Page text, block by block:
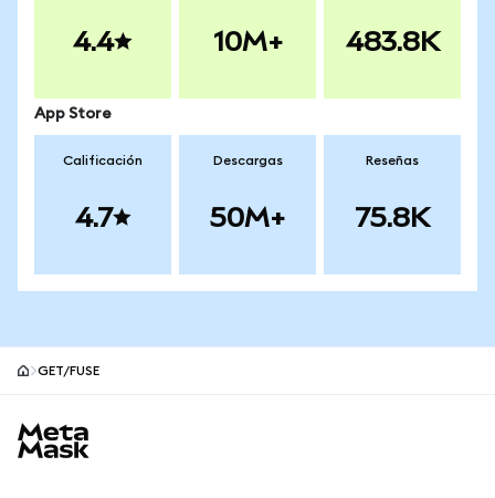
4.4 10M+ 483.8K
App Store
Calificación
4.7
Descargas
50M+
Reseñas
75.8K
GET/FUSE